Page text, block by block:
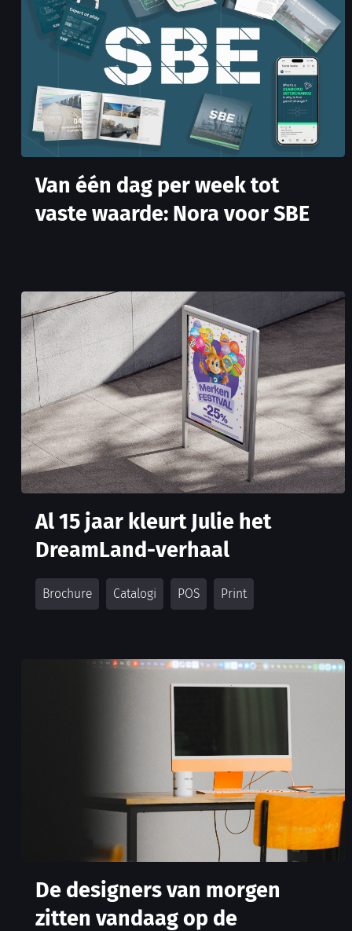
Van één dag per week tot
vaste waarde: Nora voor SBE
Al 15 jaar kleurt Julie het
DreamLand-verhaal
Brochure Catalogi POS Print
De designers van morgen
zitten vandaag op de